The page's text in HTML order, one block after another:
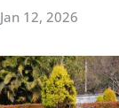
Jan 12, 2026